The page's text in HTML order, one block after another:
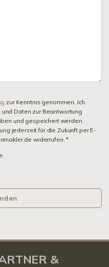
zur Kenntnis genommen. Ich
Daten zur Beantwortung
und gespeichert werden.
jederzeit für die Zukunft per E-
widerrufen. *
&